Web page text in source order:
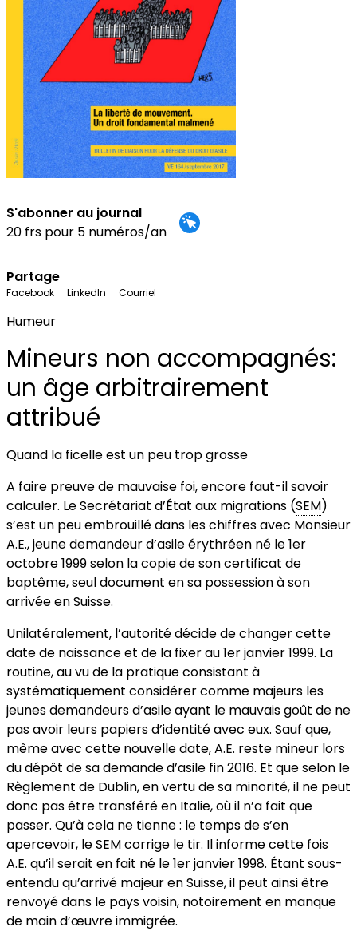
S'abonner au journal
20 frs pour 5 numéros/an
Partage
Facebook LinkedIn Courriel
Humeur
Mineurs non accompagnés:
un âge arbitrairement
attribué
Quand la ficelle est un peu trop grosse
A faire preuve de mauvaise foi, encore faut-il savoir
calculer. Le Secrétariat d’État aux migrations (SEM)
s’est un peu embrouillé dans les chiffres avec Monsieur
A.E., jeune demandeur d’asile érythréen né le 1er
octobre 1999 selon la copie de son certificat de
baptême, seul document en sa possession à son
arrivée en Suisse.
Unilatéralement, l’autorité décide de changer cette
date de naissance et de la fixer au 1er janvier 1999. La
routine, au vu de la pratique consistant à
systématiquement considérer comme majeurs les
jeunes demandeurs d’asile ayant le mauvais goût de ne
pas avoir leurs papiers d’identité avec eux. Sauf que,
même avec cette nouvelle date, A.E. reste mineur lors
du dépôt de sa demande d’asile fin 2016. Et que selon le
Règlement de Dublin, en vertu de sa minorité, il ne peut
donc pas être transféré en Italie, où il n’a fait que
passer. Qu’à cela ne tienne : le temps de s’en
apercevoir, le SEM corrige le tir. Il informe cette fois
A.E. qu’il serait en fait né le 1er janvier 1998. Étant sous-
entendu qu’arrivé majeur en Suisse, il peut ainsi être
renvoyé dans le pays voisin, notoirement en manque
de main d’œuvre immigrée.